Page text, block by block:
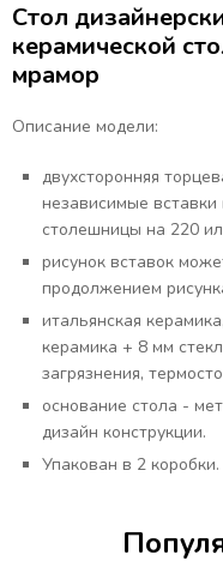
Стол
керамической
мрамор
Описание модели:
двухсторонняя
независимые
столешницы на 220
рисунок вставок
продолжением
итальянская
керамика + 8 мм
загрязнения,
основание стола -
дизайн конструкции.
Упакован в 2 коробки.